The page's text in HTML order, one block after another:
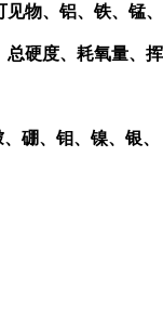
物、铝、铁、锰、
总硬度、耗氧量、挥
硼、钼、镍、银、